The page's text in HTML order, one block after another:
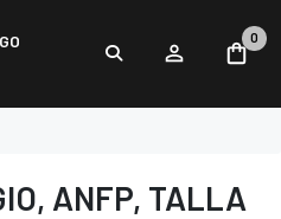
0
ANFP, TALLA